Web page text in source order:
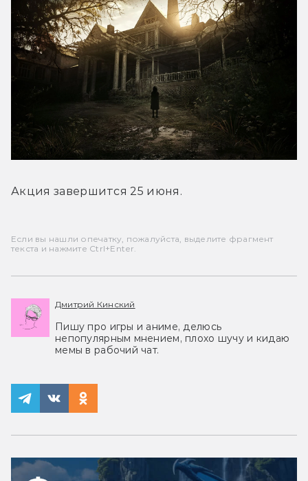
Акция завершится 25 июня.
Если вы нашли опечатку, пожалуйста, выделите фрагмент
текста и нажмите Ctrl+Enter.
Дмитрий Кинский
Пишу про игры и аниме, делюсь
непопулярным мнением, плохо шучу и кидаю
мемы в рабочий чат.